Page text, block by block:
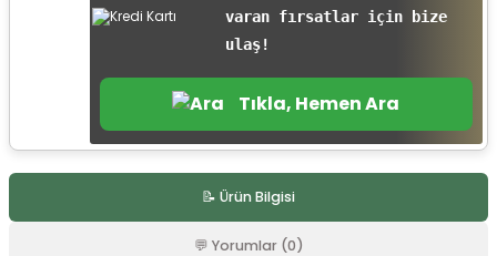
varan fırsatlar için bize
ulaş!
Tıkla, Hemen Ara
📝 Ürün Bilgisi
💬 Yorumlar (0)